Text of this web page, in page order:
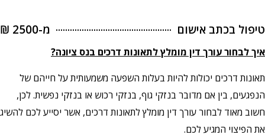
טיפול בכתב אישום מ-2500 ₪
איך לבחור עורך דין מומלץ לתאונות דרכים בנס ציונה?
תאונות דרכים יכולות להיות בעלות השפעה משמעותית על חייהם של
הנפגעים, בין אם מדובר בנזקי גוף, בנזקי רכוש או בנזקי נפשית. לכן,
חשוב מאוד לבחור עורך דין מומלץ לתאונות דרכים, אשר יסייע לכם להשיג
את הפיצוי המגיע לכם.